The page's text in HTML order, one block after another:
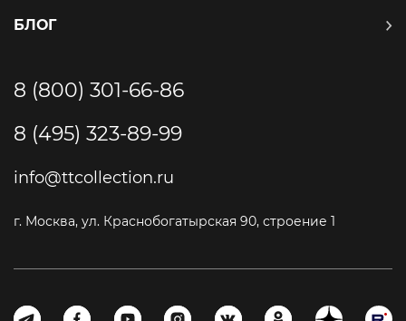
БЛОГ
8 (800) 301-66-86
8 (495) 323-89-99
info@ttcollection.ru
г. Москва, ул. Краснобогатырская 90, строение 1